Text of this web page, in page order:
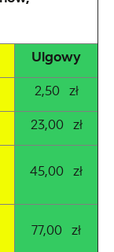
Ulgowy
2,50 zł
23,00 zł
45,00 zł
77,00 zł